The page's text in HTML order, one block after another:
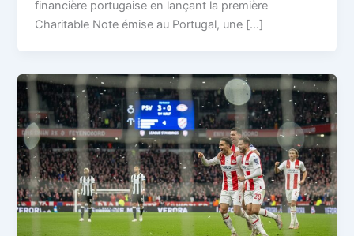
financière portugaise en lançant la première
Charitable Note émise au Portugal, une […]